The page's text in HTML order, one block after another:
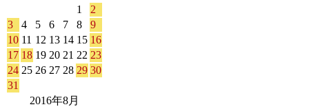
1
2
3
4 5 6 7 8
9
10 11 12 13 14 15 16
17 18 19 20 21 22 23
24 25 26 27 28 29 30
31
2016年8月